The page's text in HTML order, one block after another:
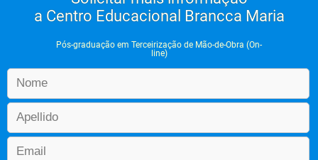
a Centro Educacional Brancca Maria
Pós-graduação em Terceirização de Mão-de-Obra (On-
line)